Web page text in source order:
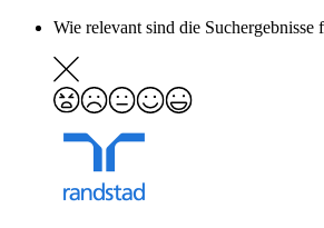
Wie relevant sind die Suchergebnisse